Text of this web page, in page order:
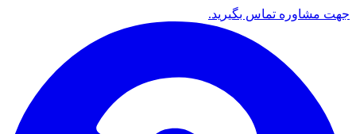
جهت مشاوره تماس بگیرید.